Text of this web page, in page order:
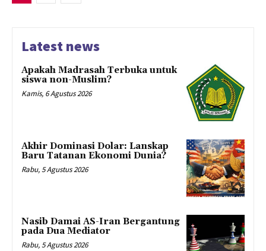
Latest news
Apakah Madrasah Terbuka untuk
siswa non-Muslim?
Kamis, 6 Agustus 2026
Akhir Dominasi Dolar: Lanskap
Baru Tatanan Ekonomi Dunia?
Rabu, 5 Agustus 2026
Nasib Damai AS-Iran Bergantung
pada Dua Mediator
Rabu, 5 Agustus 2026